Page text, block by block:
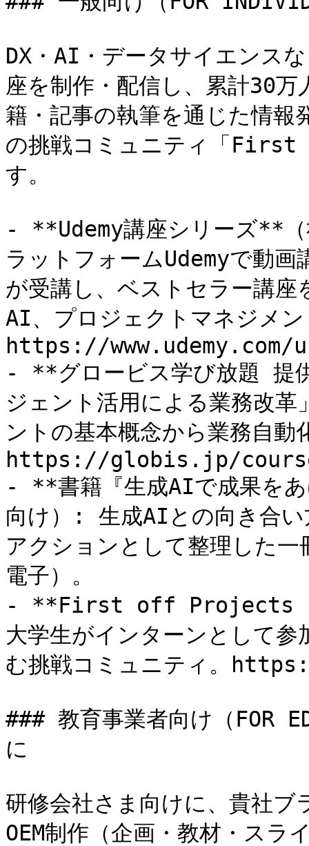
DX・AI・データサイエンス
座を制作・配信し、累計30
籍・記事の執筆を通じた情報
の挑戦コミュニティ「
す。
- **Udemy講座シリーズ**
ラットフォームUdemyで動
が受講し、ベストセラー講座
AI、プロジェクトマネジメン
https://
- **グロービス学び放題 提
ジェント活用による業務改
ントの基本概念から業務自動
https://globis.jp/
- **書籍『生成AIで成果を
向け）: 生成AIとの向き合い
アクションとして整理した
電子）。
- **First off Projects
大学生がインターンとして参
む挑戦コミュニティ。
### 教育事業者向け（FOR
に
研修会社さま向けに、貴社
OEM制作（企画・教材・スラ